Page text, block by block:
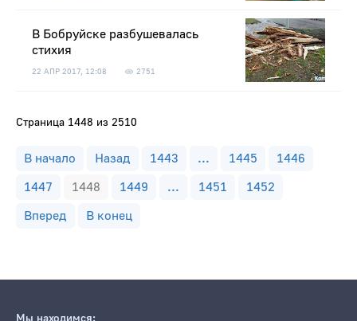
В Бобруйске разбушевалась
стихия
22 АПР 2017, 12:08 2751
Страница 1448 из 2510
В начало Назад 1443 ... 1445
1446
1447
1448 1449 ... 1451
1452
Вперед
В конец